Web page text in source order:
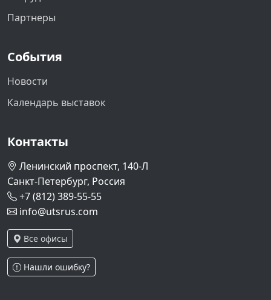
Партнеры
События
Новости
Календарь выставок
Контакты
Ленинский проспект, 140-Л
Санкт-Петербург, Россия
+7 (812) 389-55-55
info@utsrus.com
Все офисы
Нашли ошибку?